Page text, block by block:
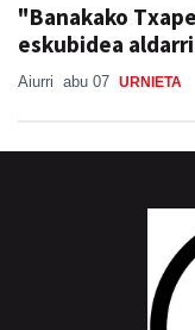
"Banakako
eskubidea
Aiurri abu 07 URNIETA